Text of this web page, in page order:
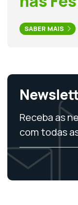
SABER MAIS
Receba as
com todas